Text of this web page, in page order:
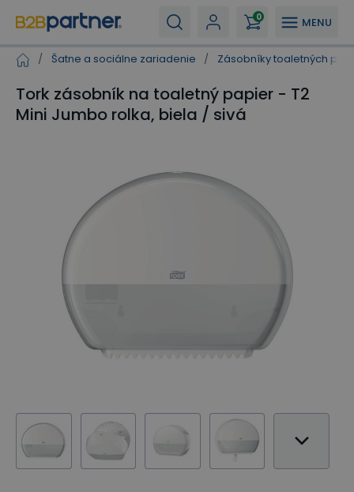
MENU
0
/ Šatne a sociálne zariadenie / Zásobníky toaletných
Tork zásobník na toaletný papier - T2
Mini Jumbo rolka, biela / sivá